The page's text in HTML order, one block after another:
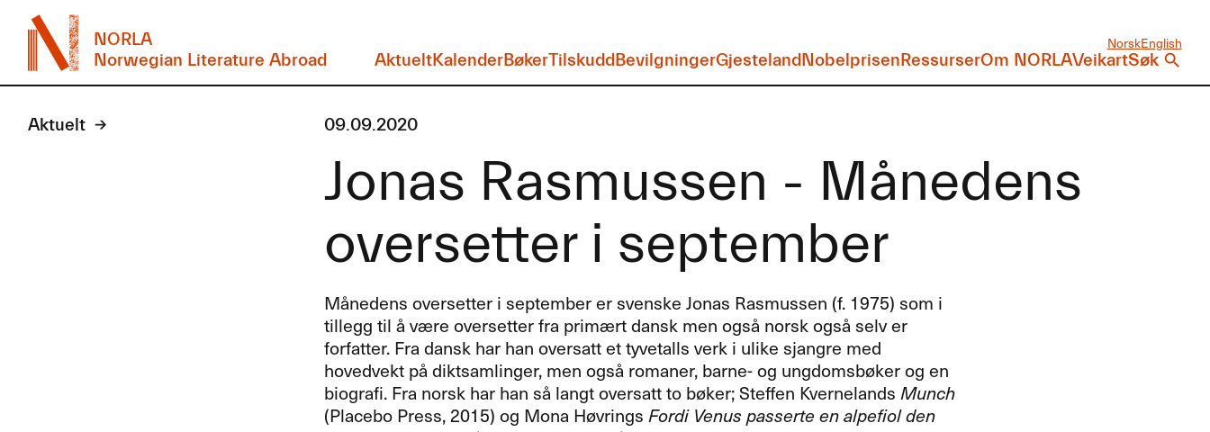
NORLA
Norwegian Literature Abroad
NorskEnglish
AktueltKalenderBøkerTilskuddBevilgningerGjestelandNobelprisenRessurserOm NORLAVeikartSøk
Aktuelt 09.09.2020
Jonas Rasmussen - Månedens
oversetter i september
Månedens oversetter i september er svenske Jonas Rasmussen (f. 1975) som i
tillegg til å være oversetter fra primært dansk men også norsk også selv er
forfatter. Fra dansk har han oversatt et tyvetalls verk i ulike sjangre med
hovedvekt på diktsamlinger, men også romaner, barne- og ungdomsbøker og en
biografi. Fra norsk har han så langt oversatt to bøker; Steffen Kvernelands Munch
(Placebo Press, 2015) og Mona Høvrings Fordi Venus passerte en alpefiol den